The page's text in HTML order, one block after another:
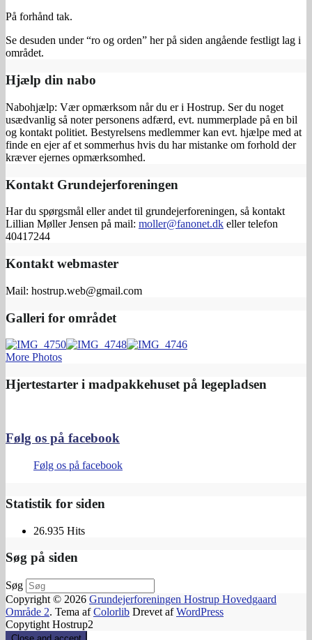
På forhånd tak.
Se desuden under “ro og orden” her på siden angående festligt lag i
området.
Hjælp din nabo
Nabohjælp: Vær opmærksom når du er i Hostrup. Ser du noget
usædvanlig så noter personens adfærd, evt. nummerplade på en bil
og kontakt politiet. Bestyrelsens medlemmer kan evt. hjælpe med at
finde en ejer af et sommerhus hvis du har mistanke om forhold der
kræver ejernes opmærksomhed.
Kontakt Grundejerforeningen
Har du spørgsmål eller andet til grundejerforeningen, så kontakt
Lillian Møller Jensen på mail: moller@fanonet.dk eller telefon
40417244
Kontakt webmaster
Mail: hostrup.web@gmail.com
Galleri for området
More Photos
Hjertestarter i madpakkehuset på legepladsen
Følg os på facebook
Følg os på facebook
Statistik for siden
26.935 Hits
Søg på siden
Søg
Copyright © 2026 Grundejerforeningen Hostrup Hovedgaard
Område 2. Tema afColorlib Drevet afWordPress
Copytight Hostrup2